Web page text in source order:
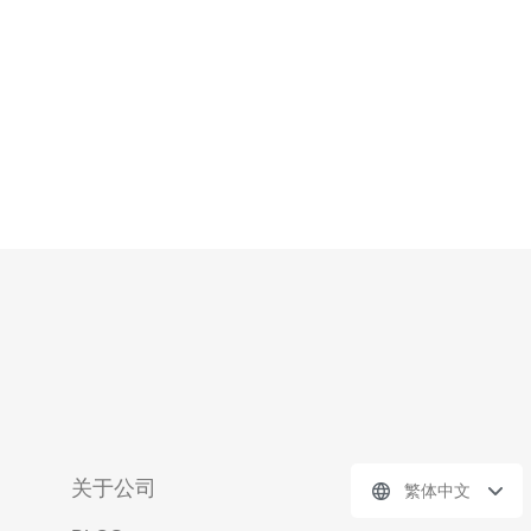
关于公司 繁体中文